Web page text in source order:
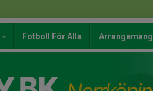
Fotboll För Alla Arrangemang